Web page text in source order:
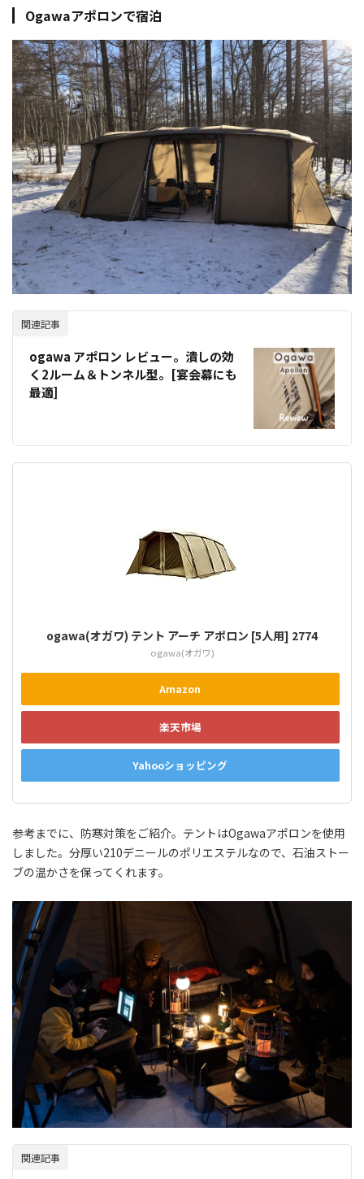
Ogawaアポロンで宿泊
関連記事
ogawa アポロン レビュー。潰しの効
く2ルーム＆トンネル型。[宴会幕にも
最適]
ogawa(オガワ) テント アーチ アポロン [5人用] 2774
ogawa(オガワ)
Amazon
楽天市場
Yahooショッピング
参考までに、防寒対策をご紹介。テントはOgawaアポロンを使用
しました。分厚い210デニールのポリエステルなので、石油ストー
ブの温かさを保ってくれます。
関連記事